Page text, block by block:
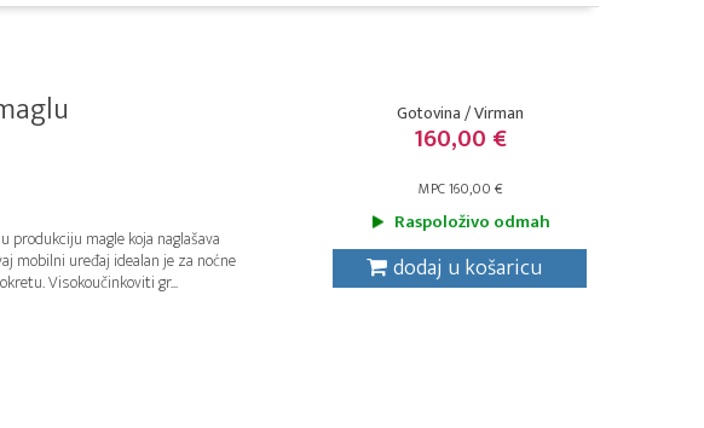
magle koja naglašava
mobilni uređaj idealan je za noćne
Visokoučinkoviti gr...
Gotovina / Virman
160,00 €
MPC 160,00 €
Raspoloživo odmah
dodaj u košaricu